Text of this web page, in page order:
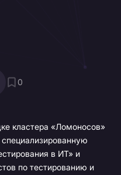
0
кластера «Ломоносов»
в ИТ» и
по тестированию и